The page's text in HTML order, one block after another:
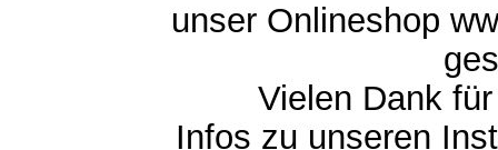
unser Onlineshop
Vielen Dank
Infos zu unseren